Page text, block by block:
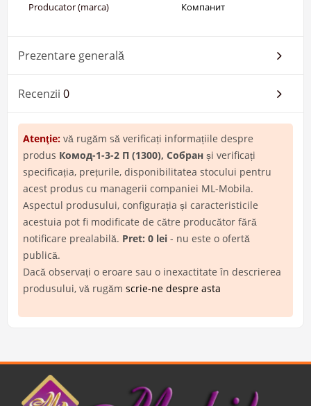
Producator (marca)
Компанит
Prezentare generală
Recenzii 0
Atenţie: vă rugăm să verificați informațiile despre
produs Комод-1-3-2 П (1300), Собран și verificați
specificația, prețurile, disponibilitatea stocului pentru
acest produs cu managerii companiei ML-Mobila.
Aspectul produsului, configurația și caracteristicile
acestuia pot fi modificate de către producător fără
notificare prealabilă. Pret: 0 lei - nu este o ofertă
publică.
Dacă observați o eroare sau o inexactitate în descrierea
produsului, vă rugăm scrie-ne despre asta